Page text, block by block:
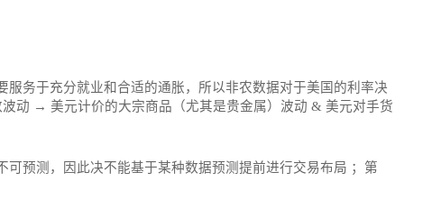
务于充分就业和合适的通胀，所以非农数据对于美国的利率决
动 → 美元计价的大宗商品（尤其是贵金属）波动 & 美元对手货
预测，因此决不能基于某种数据预测提前进行交易布局 ；第